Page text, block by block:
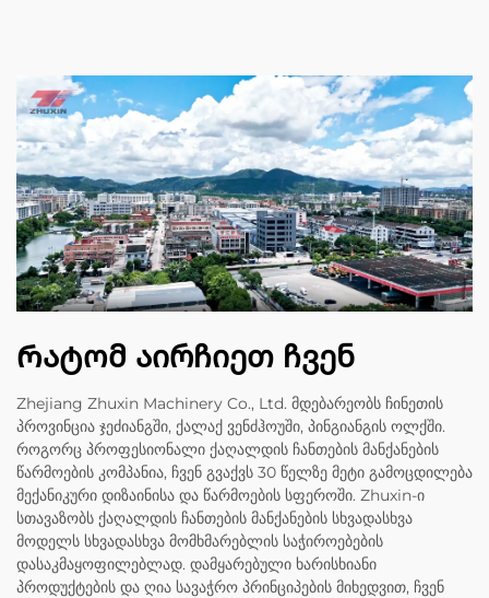
Რატომ აირჩიეთ ჩვენ
Zhejiang Zhuxin Machinery Co., Ltd. მდებარეობს ჩინეთის
პროვინცია ჯეძიანგში, ქალაქ ვენძჰოუში, პინგიანგის ოლქში.
როგორც პროფესიონალი ქაღალდის ჩანთების მანქანების
წარმოების კომპანია, ჩვენ გვაქვს 30 წელზე მეტი გამოცდილება
მექანიკური დიზაინისა და წარმოების სფეროში. Zhuxin-ი
სთავაზობს ქაღალდის ჩანთების მანქანების სხვადასხვა
მოდელს სხვადასხვა მომხმარებლის საჭიროებების
დასაკმაყოფილებლად. დამყარებული ხარისხიანი
პროდუქტების და ღია სავაჭრო პრინციპების მიხედვით, ჩვენ